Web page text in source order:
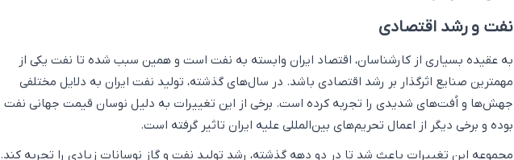
نفت و رشد اقتصادی
به عقیده بسیاری از کارشناسان، اقتصاد ایران وابسته به نفت است و همین سبب شده تا نفت یکی از
مهم­ترین صنایع اثرگذار بر رشد اقتصادی باشد. در سال‌های گذشته، تولید نفت ایران به دلایل مختلفی
جهش‌ها و اُفت‌های شدیدی را تجربه کرده است. برخی از این تغییرات به دلیل نوسان قیمت‌ جهانی نفت
بوده و برخی دیگر از اعمال تحریم‌های بین‌المللی علیه ایران تاثیر گرفته است.
مجموعه این تغییرات باعث شد تا در دو دهه گذشته، رشد تولید نفت و گاز نوسانات زیادی را تجربه کند.